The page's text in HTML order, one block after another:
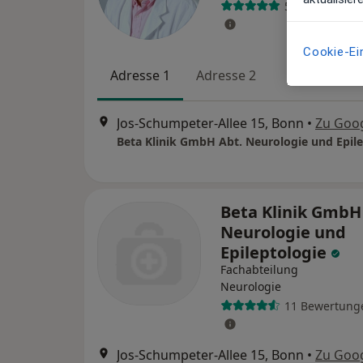
50
Adresse 1 Adresse 2
Jos-Schumpeter-Allee 15, Bonn • Zu
Beta Klinik GmbH Abt. Neurologie und
Beta Klinik
Neurologie und
Epileptologie
Fachabteilung
Neurologie
11
Jos-Schumpeter-Allee 15, Bonn • Zu
Cookie-